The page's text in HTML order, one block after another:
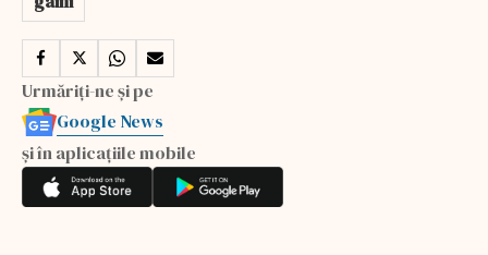
Urmăriți-ne și pe
Google News
și în aplicațiile mobile